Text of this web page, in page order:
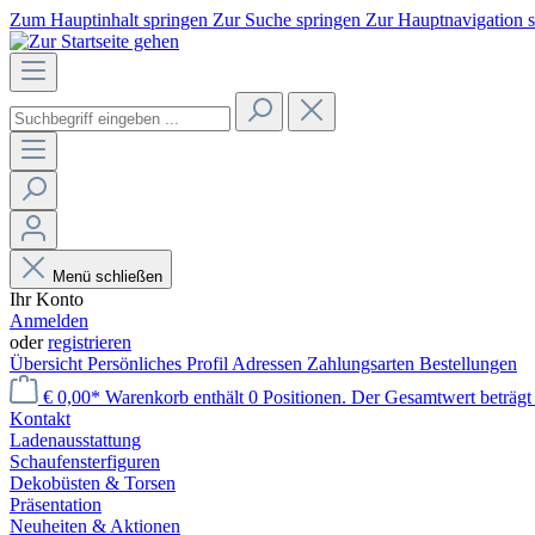
Zum Hauptinhalt springen Zur Suche springen Zur Hauptnavigation
Menü schließen
Ihr Konto
Anmelden
oderregistrieren
Übersicht Persönliches Profil Adressen Zahlungsarten Bestellungen
€ 0,00* Warenkorb enthält 0 Positionen. Der Gesamtwert
Kontakt
Laden­ausstattung
Schaufenster­figuren
Dekobüsten & Torsen
Präsentation
Neuheiten & Aktionen